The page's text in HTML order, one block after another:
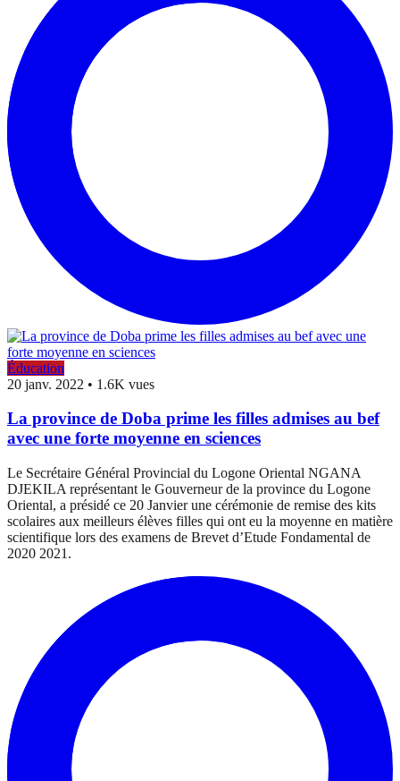
Éducation
20 janv. 2022 • 1.6K vues
La province de Doba prime les filles admises au bef
avec une forte moyenne en sciences
Le Secrétaire Général Provincial du Logone Oriental NGANA
DJEKILA représentant le Gouverneur de la province du Logone
Oriental, a présidé ce 20 Janvier une cérémonie de remise des kits
scolaires aux meilleurs élèves filles qui ont eu la moyenne en matière
scientifique lors des examens de Brevet d’Etude Fondamental de
2020 2021.